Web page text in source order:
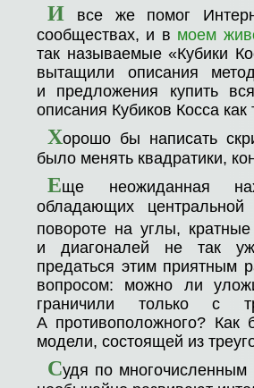
И все же помог
сообществах, и в моем
так называемые «Кубики
вытащили описания
и предложения купить
описания Кубиков Косса
Хорошо бы написать
было менять квадратики,
Еще неожиданная
обладающих
повороте на углы,
и диагоналей не так уж
предаться этим приятным
вопросом: можно ли
граничили только с
А противоположного? Как
модели, состоящей из
Судя по многочисленным